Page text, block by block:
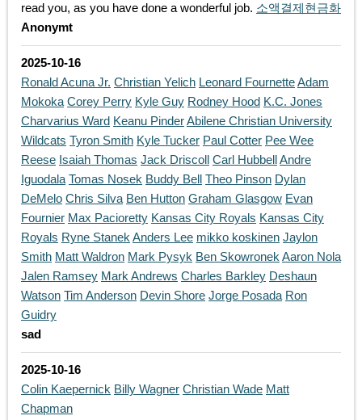
read you, as you have done a wonderful job. 소액결제현금화
Anonymt
2025-10-16
Ronald Acuna Jr. Christian Yelich Leonard FournetteAdam
Mokoka Corey Perry Kyle Guy Rodney Hood K.C. Jones
Charvarius Ward Keanu PinderAbilene Christian University
Wildcats Tyron Smith Kyle Tucker Paul Cotter Pee Wee
Reese Isaiah Thomas Jack Driscoll Carl HubbellAndre
Iguodala Tomas Nosek Buddy Bell Theo Pinson Dylan
DeMelo Chris Silva Ben Hutton Graham Glasgow Evan
Fournier Max Pacioretty Kansas City Royals Kansas City
Royals Ryne Stanek Anders Lee mikko koskinen Jaylon
Smith Matt Waldron Mark Pysyk Ben Skowronek Aaron Nola
Jalen Ramsey Mark Andrews Charles Barkley Deshaun
Watson Tim Anderson Devin Shore Jorge Posada Ron
Guidry
sad
2025-10-16
Colin Kaepernick Billy Wagner Christian Wade Matt
Chapman